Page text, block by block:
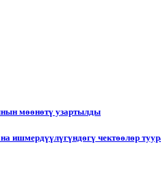
мөөнөтү узартылды
ишмердүүлүгүндөгү чектөөлөр